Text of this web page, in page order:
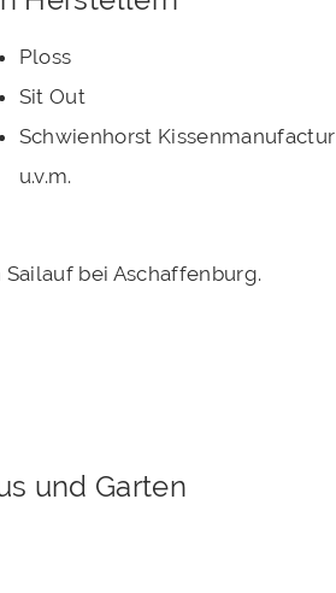
Ploss
Sit Out
Schwienhorst Kissenmanufactur
u.v.m.
bei Aschaffenburg.
und Garten